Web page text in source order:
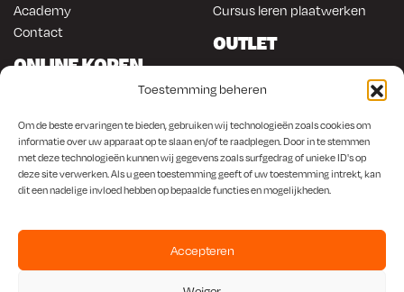
Toestemming beheren
Om de beste ervaringen te bieden, gebruiken wij technologieën zoals cookies om
informatie over uw apparaat op te slaan en/of te raadplegen. Door in te stemmen
met deze technologieën kunnen wij gegevens zoals surfgedrag of unieke ID's op
deze site verwerken. Als u geen toestemming geeft of uw toestemming intrekt, kan
dit een nadelige invloed hebben op bepaalde functies en mogelijkheden.
Accepteren
Academy
Contact
ONLINE KOPEN
Anti-roest producten
Werkplaats en automotive
Autorestauratie en plaatwerk
Cursus leren plaatwerken
OUTLET
Om en in de auto werken
Lasapparatuur
Overige producten